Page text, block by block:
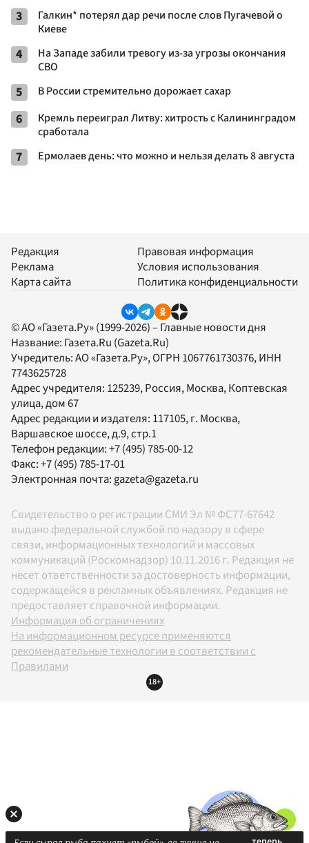
3
Галкин* потерял дар речи после слов Пугачевой о
Киеве
4
На Западе забили тревогу из-за угрозы окончания
СВО
5 В России стремительно дорожает сахар
6
Кремль переиграл Литву: хитрость с Калининградом
сработала
7 Ермолаев день: что можно и нельзя делать 8 августа
Редакция
Реклама
Карта сайта
Правовая информация
Условия использования
Политика конфиденциальности
© АО «Газета.Ру» (1999-2026) – Главные новости дня
Название: Газета.Ru (Gazeta.Ru)
Учредитель:АО «Газета.Ру», ОГРН 1067761730376, ИНН
7743625728
Адрес учредителя: 125239, Россия, Москва, Коптевская
улица, дом 67
Адрес редакции и издателя: 117105, г. Москва,
Варшавское шоссе, д.9, стр.1
Телефон редакции:+7 (495) 785-00-12
Факс:+7 (495) 785-17-01
Электронная почта:gazeta@gazeta.ru
Свидетельство о регистрации СМИ Эл № ФС77-67642
выдано федеральной службой по надзору в сфере
связи, информационных технологий и массовых
коммуникаций (Роскомнадзор) 10.11.2016 г. Редакция не
несет ответственности за достоверность информации,
содержащейся в рекламных объявлениях. Редакция не
предоставляет справочной информации.
Информация об ограничениях
На информационном ресурсе применяются
рекомендательные технологии в соответствии с
Правилами
18+